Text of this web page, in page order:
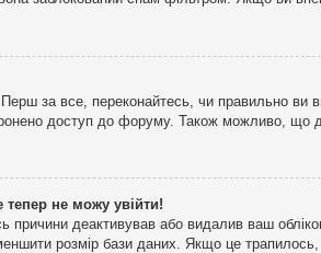
за все, переконайтесь, чи правильно ви
доступ до форуму. Також можливо, що
тепер не можу увійти!
причини деактивував або видалив ваш
розмір бази даних. Якщо це трапилось,